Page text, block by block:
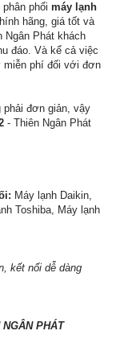
phối máy lạnh
hãng, giá tốt và
Ngân Phát khách
đáo. Và kể cả việc
miễn phí đối với đơn
đơn giản, vậy
- Thiên Ngân Phát
Máy lạnh Daikin,
Toshiba, Máy lạnh
kết nối dễ dàng
PHÁT